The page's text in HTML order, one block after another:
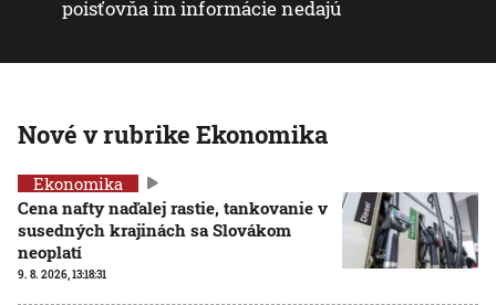
poisťovňa im informácie nedajú
Nové v rubrike Ekonomika
Ekonomika
Cena nafty naďalej rastie, tankovanie v
susedných krajinách sa Slovákom
neoplatí
9. 8. 2026, 13:18:31